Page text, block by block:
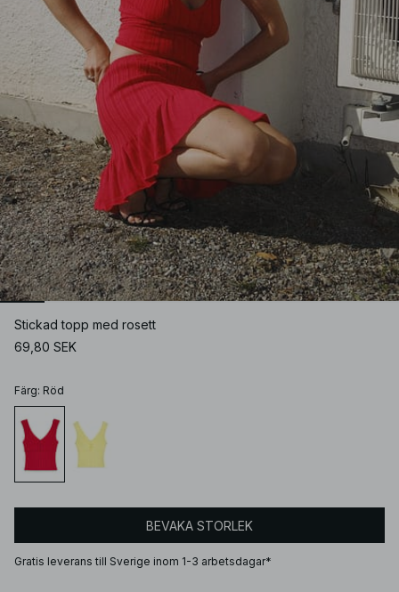
Stickad topp med rosett
69,80 SEK
Färg: Röd
BEVAKA STORLEK
Gratis leverans till Sverige inom 1-3 arbetsdagar*